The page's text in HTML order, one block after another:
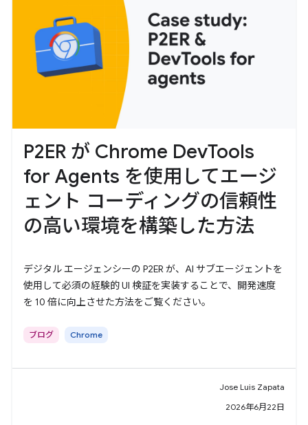
P2ER が Chrome DevTools
for Agents を使用してエージ
ェント コーディングの信頼性
の高い環境を構築した方法
デジタル エージェンシーの P2ER が、AI サブエージェントを
使用して必須の経験的 UI 検証を実装することで、開発速度
を 10 倍に向上させた方法をご覧ください。
ブログ Chrome
Jose Luis Zapata
2026年6月22日